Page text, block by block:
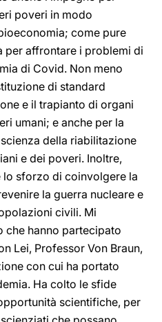
poveri in modo
come pure
per affrontare i problemi di
di Covid. Non meno
di standard
e il trapianto di organi
umani; e anche per la
della riabilitazione
e dei poveri. Inoltre,
sforzo di coinvolgere la
la guerra nucleare e
civili. Mi
hanno partecipato
Lei, Professor Von Braun,
con cui ha portato
Ha colto le sfide
scientifiche, per